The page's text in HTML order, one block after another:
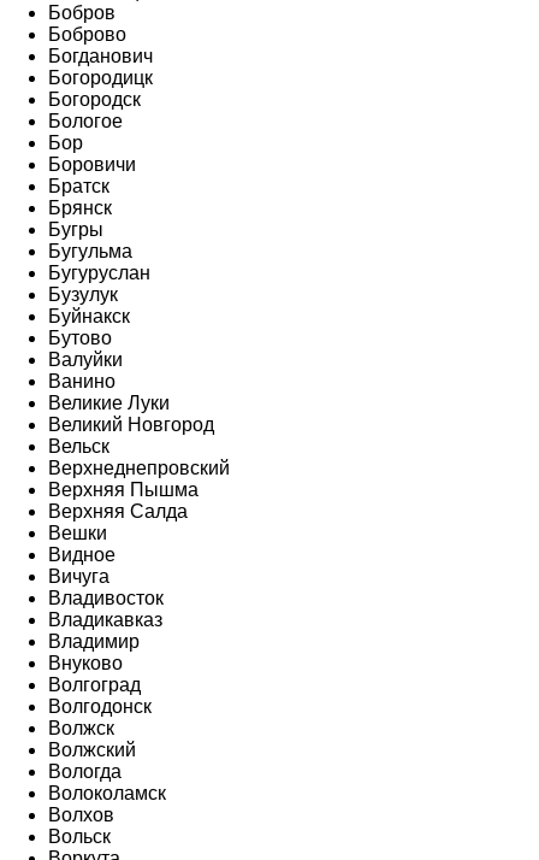
Бобров
Боброво
Богданович
Богородицк
Богородск
Бологое
Бор
Боровичи
Братск
Брянск
Бугры
Бугульма
Бугуруслан
Бузулук
Буйнакск
Бутово
Валуйки
Ванино
Великие Луки
Великий Новгород
Вельск
Верхнеднепровский
Верхняя Пышма
Верхняя Салда
Вешки
Видное
Вичуга
Владивосток
Владикавказ
Владимир
Внуково
Волгоград
Волгодонск
Волжск
Волжский
Вологда
Волоколамск
Волхов
Вольск